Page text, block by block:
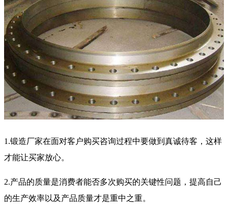
1.锻造厂家在面对客户购买咨询过程中要做到真诚待客，这样
才能让买家放心。
2.产品的质量是消费者能否多次购买的关键性问题，提高自己
的生产效率以及产品质量才是重中之重。